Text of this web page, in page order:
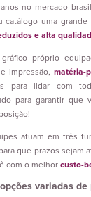
no mercado
catálogo uma grande
e alta
gráfico próprio
impressão, matéria-
para lidar com
para garantir que
atuam em três
que prazos sejam
com o melhor custo-
variadas